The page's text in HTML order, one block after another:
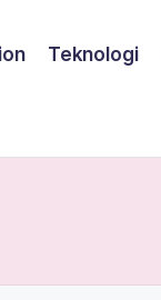
Teknologi